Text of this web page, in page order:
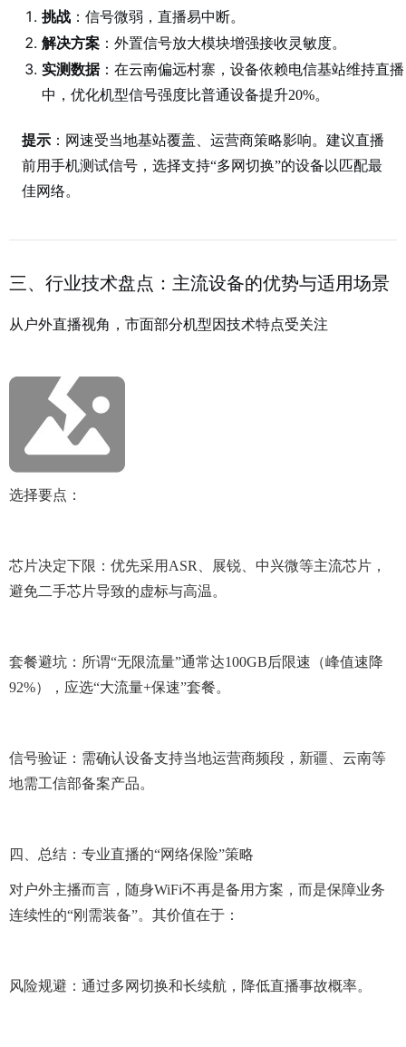
挑战 ：信号微弱，直播易中断。
解决方案 ：外置信号放大模块增强接收灵敏度。
实测数据：在云南偏远村寨，设备依赖电信基站维持直
中，优化机型信号强度比普通设备提升20%。
提示 ：网速受当地基站覆盖、运营商策略影响。建议直播
前用手机测试信号，选择支持“多网切换”的设备以匹配最
佳网络。
三、行业技术盘点：主流设备的优势与适用场景
从户外直播视角，市面部分机型因技术特点受关注
选择要点：
芯片决定下限：优先采用ASR、展锐、中兴微等主流芯片，
避免二手芯片导致的虚标与高温。
套餐避坑：所谓“无限流量”通常达100GB后限速（峰值速降
92%），应选“大流量+保速”套餐。
信号验证：需确认设备支持当地运营商频段，新疆、云南等
地需工信部备案产品。
四、总结：专业直播的“网络保险”策略
对户外主播而言，随身WiFi不再是备用方案，而是保障业务
连续性的“刚需装备”。其价值在于：
风险规避：通过多网切换和长续航，降低直播事故概率。